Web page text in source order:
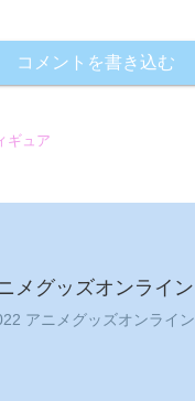
コメントを書き込む
ギュア
メグッズオンライン
アニメグッズオンライン.